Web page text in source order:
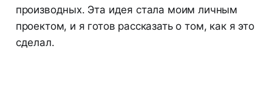
производных. Эта идея стала моим личным
проектом, и я готов рассказать о том, как я это
сделал.